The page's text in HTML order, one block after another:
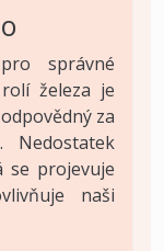
správné
železa je
za
se projevuje
naši